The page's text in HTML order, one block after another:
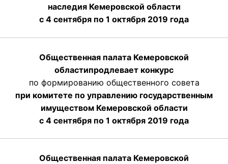
наследия Кемеровской области
с 4 сентября по 1 октября 2019 года
Общественная палата Кемеровской
областипродлевает конкурс
по формированию общественного совета
при комитете по управлению государственным
имуществом Кемеровской области
с 4 сентября по 1 октября 2019 года
Общественная палата Кемеровской